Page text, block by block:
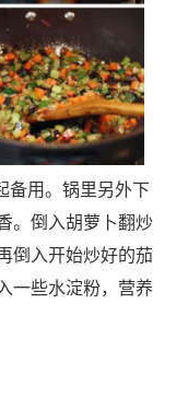
备用。锅里另外下
。倒入胡萝卜翻炒
倒入开始炒好的茄
一些水淀粉，营养